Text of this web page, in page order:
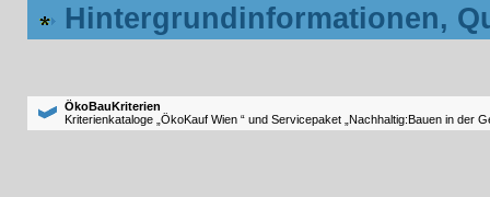
Hintergrundinformationen,
ÖkoBauKriterien
Kriterienkataloge „ÖkoKauf Wien “ und Servicepaket „Nachhaltig:Bauen in der